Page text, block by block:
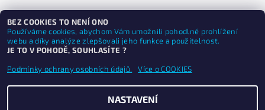
BEZ COOKIES TO NENÍ ONO
Používáme cookies, abychom Vám umožnili pohodlné prohlížení
webu a díky analýze zlepšovali jeho funkce a použitelnost.
JE TO V POHODĚ, SOUHLASÍTE ?
Podmínky ochrany osobních údajů.
Více o COOKIES
NASTAVENÍ